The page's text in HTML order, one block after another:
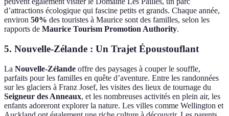
d’attractions écologique qui fascine petits et grands. Chaque année,
environ 50% des touristes à Maurice sont des familles, selon les
rapports de Maurice Tourism Promotion Authority.
5. Nouvelle-Zélande : Un Trajet Époustouflant
La Nouvelle-Zélande offre des paysages à couper le souffle,
parfaits pour les familles en quête d’aventure. Entre les randonnées
sur les glaciers à Franz Josef, les visites des lieux de tournage du
Seigneur des Anneaux, et les nombreuses activités en plein air, les
enfants adoreront explorer la nature. Les villes comme Wellington et